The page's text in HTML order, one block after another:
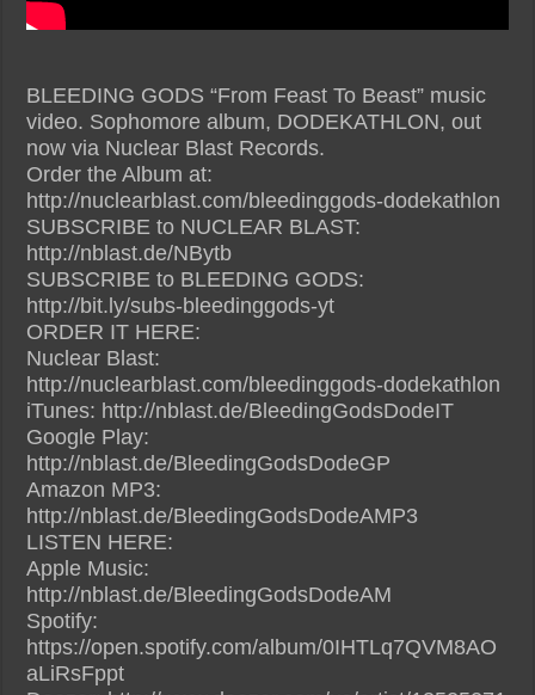
BLEEDING GODS “From Feast To Beast” music
video. Sophomore album, DODEKATHLON, out
now via Nuclear Blast Records.
Order the Album at:
http://nuclearblast.com/bleedinggods-dodekathlon
SUBSCRIBE to NUCLEAR BLAST:
http://nblast.de/NBytb
SUBSCRIBE to BLEEDING GODS:
http://bit.ly/subs-bleedinggods-yt
ORDER IT HERE:
Nuclear Blast:
http://nuclearblast.com/bleedinggods-dodekathlon
iTunes: http://nblast.de/BleedingGodsDodeIT
Google Play:
http://nblast.de/BleedingGodsDodeGP
Amazon MP3:
http://nblast.de/BleedingGodsDodeAMP3
LISTEN HERE:
Apple Music:
http://nblast.de/BleedingGodsDodeAM
Spotify:
https://open.spotify.com/album/0IHTLq7QVM8AO
aLiRsFppt